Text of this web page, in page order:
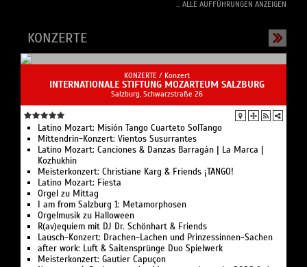
... ALLE AUFFÜHRUNGEN ANZEIGEN
KONZERTE
KONZERTE / Konzert
INTERNATIONALE STIFTUNG MOZARTEUM SALZBURG
Salzburg, Schwarzstraße 26
Latino Mozart: Misión Tango Cuarteto SolTango
Mittendrin-Konzert: Vientos Susurrantes
Latino Mozart: Canciones & Danzas Barragán | La Marca |
Kozhukhin
Meisterkonzert: Christiane Karg & Friends ¡TANGO!
Latino Mozart: Fiesta
Orgel zu Mittag
I am from Salzburg 1: Metamorphosen
Orgelmusik zu Halloween
R(av)equiem mit DJ Dr. Schönhart & Friends
Lausch-Konzert: Drachen-Lachen und Prinzessinnen-Sachen
after work: Luft & Saitensprünge Duo Spielwerk
Meisterkonzert: Gautier Capuçon